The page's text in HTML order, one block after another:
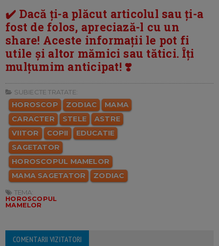
✔️ Dacă ți-a plăcut articolul sau ți-a
fost de folos, apreciază-l cu un
share! Aceste informații le pot fi
utile și altor mămici sau tătici. Îți
mulțumim anticipat! ❣️
SUBIECTE TRATATE:
HOROSCOP ZODIAC
MAMA
CARACTER
STELE
ASTRE
VIITOR
COPII
EDUCATIE
SAGETATOR
HOROSCOPUL MAMELOR
MAMA SAGETATOR
ZODIAC
TEMA:
HOROSCOPUL
MAMELOR
COMENTARII VIZITATORI